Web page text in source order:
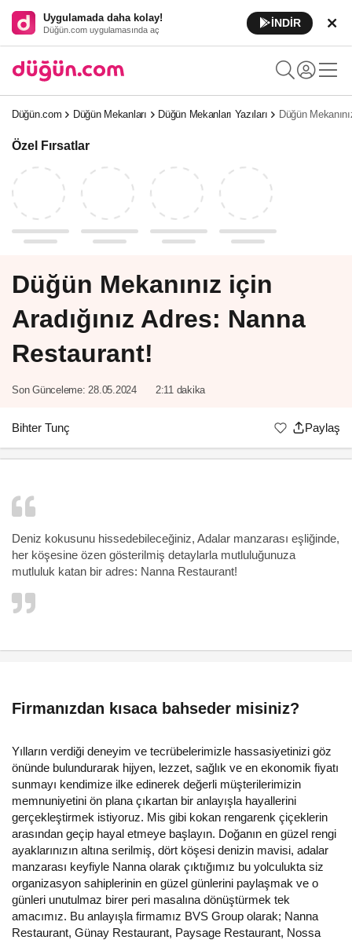
Uygulamada daha kolay!
Düğün.com uygulamasında aç
İNDİR
Düğün.com Düğün Mekanları Düğün Mekanları Yazıları Düğün
Özel Fırsatlar
Düğün Mekanınız için
Aradığınız Adres: Nanna
Restaurant!
Son Günceleme: 28.05.2024 2:11 dakika
Bihter Tunç Paylaş
Deniz kokusunu hissedebileceğiniz, Adalar manzarası eşliğinde,
her köşesine özen gösterilmiş detaylarla mutluluğunuza
mutluluk katan bir adres: Nanna Restaurant!
Firmanızdan kısaca bahseder misiniz?
Yılların verdiği deneyim ve tecrübelerimizle hassasiyetinizi göz
önünde bulundurarak hijyen, lezzet, sağlık ve en ekonomik fiyatı
sunmayı kendimize ilke edinerek değerli müşterilerimizin
memnuniyetini ön plana çıkartan bir anlayışla hayallerini
gerçekleştirmek istiyoruz. Mis gibi kokan rengarenk çiçeklerin
arasından geçip hayal etmeye başlayın. Doğanın en güzel rengi
ayaklarınızın altına serilmiş, dört köşesi denizin mavisi, adalar
manzarası keyfiyle Nanna olarak çıktığımız bu yolculukta siz
organizasyon sahiplerinin en güzel günlerini paylaşmak ve o
günleri unutulmaz birer peri masalına dönüştürmek tek
amacımız. Bu anlayışla firmamız BVS Group olarak; Nanna
Restaurant, Günay Restaurant, Paysage Restaurant, Nossa